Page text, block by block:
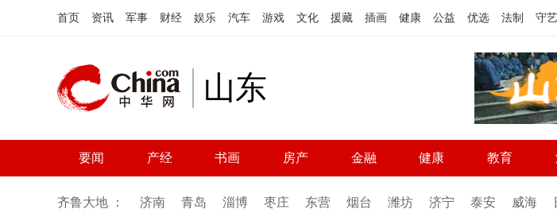
首页 资讯 军事 财经 娱乐 汽车 游戏 文化 援藏 插画 健康 公益 优选 法制 守
山东
要闻 产经 书画 房产 金融 健康 教育
齐鲁大地 ： 济南 青岛 淄博 枣庄 东营 烟台 潍坊 济宁 泰安 威海